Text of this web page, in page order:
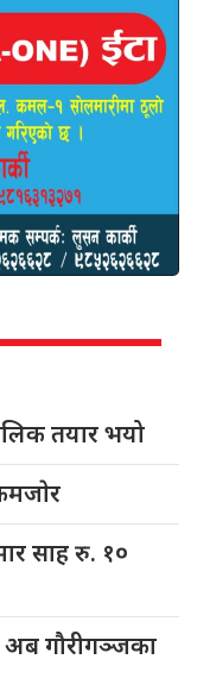
तयार भयो
साह रु. १०
अब गौरीगञ्जका